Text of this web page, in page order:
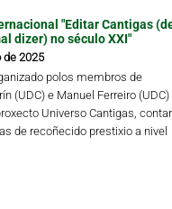
"Editar Cantigas
dizer) no século XXI"
de 2025
polos membros de
(UDC) e Manuel Ferreiro (UDC)
Universo Cantigas,
de recoñecido prestixio a nivel